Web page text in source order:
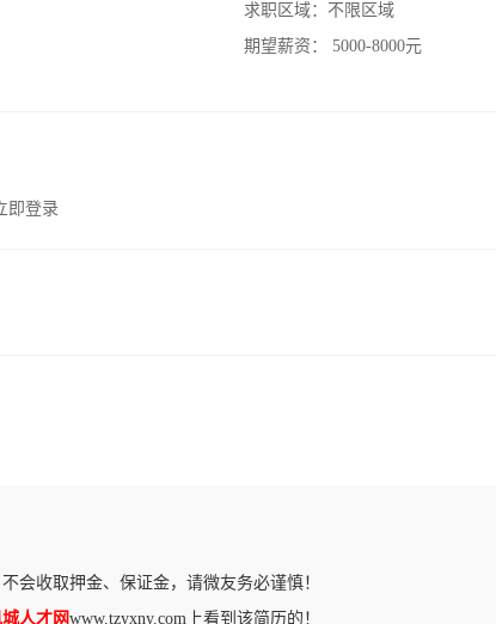
求职区域： 不限区域
期望薪资：
5000-8000元
即登录
会收取押金、保证金，请微友务必谨慎！
城人才网www.tzyxny.com上看到该简历的！